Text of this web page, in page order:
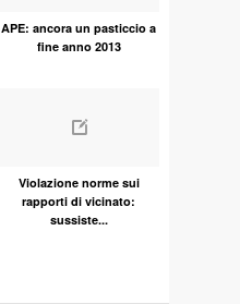
APE: ancora un pasticcio a
fine anno 2013
Violazione norme sui
rapporti di vicinato:
sussiste...